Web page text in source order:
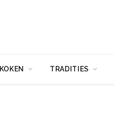
KOKEN TRADITIES